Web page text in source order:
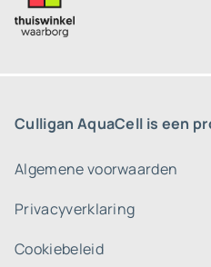
Culligan AquaCell is een
Algemene voorwaarden
Privacyverklaring
Cookiebeleid